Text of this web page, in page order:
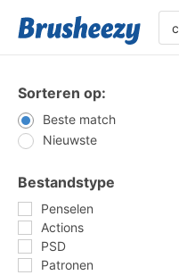
Sorteren op:
Beste match
Nieuwste
Bestandstype
Penselen
Actions
PSD
Patronen